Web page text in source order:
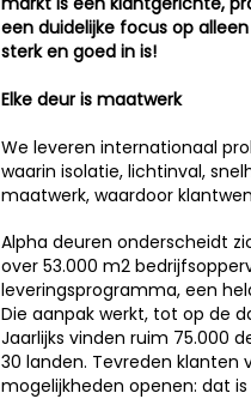
een duidelijke focus op
sterk en goed in is!
Elke deur is maatwerk
We leveren internationaal
waarin isolatie, lichtinval,
maatwerk, waardoor
Alpha deuren onderscheidt
over 53.000 m2
leveringsprogramma, een
Die aanpak werkt, tot op de
Jaarlijks vinden ruim 75.000
30 landen. Tevreden klanten
mogelijkheden openen: dat